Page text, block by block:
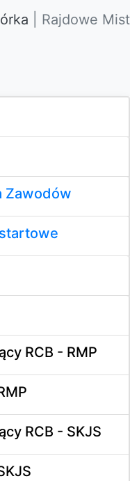
| Rajdowe
Zawodów
RCB - RMP
RCB - SKJS